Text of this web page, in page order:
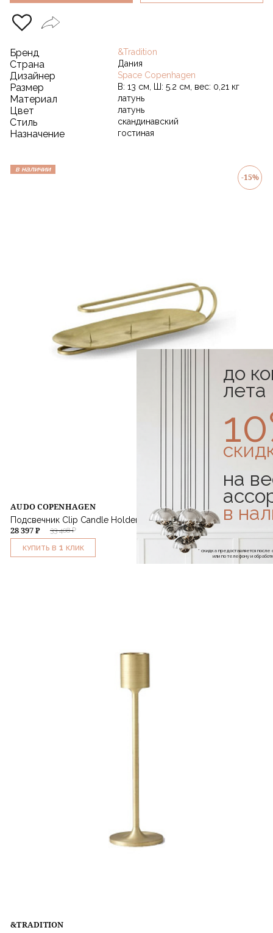
Бренд &Tradition
Страна Дания
Дизайнер Space Copenhagen
Размер В: 13 см, Ш: 5.2 см, вес: 0,21 кг
Материал латунь
Цвет латунь
Стиль скандинавский
Назначение гостиная
в наличии
-15%
AUDO COPENHAGEN
Подсвечник Clip Candle Holder H5-3 Arm Brass
33 408 ₽
28 397 ₽
КУПИТЬ В 1 КЛИК
&TRADITION
до
лета
на
в
* скидка предоставляется
или по телефону и